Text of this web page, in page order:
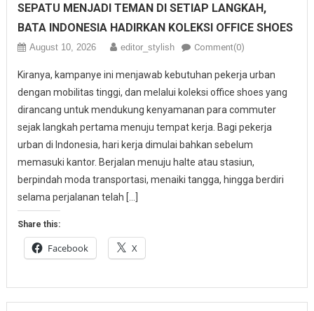
SEPATU MENJADI TEMAN DI SETIAP LANGKAH,
BATA INDONESIA HADIRKAN KOLEKSI OFFICE SHOES
August 10, 2026 editor_stylish Comment(0)
Kiranya, kampanye ini menjawab kebutuhan pekerja urban
dengan mobilitas tinggi, dan melalui koleksi office shoes yang
dirancang untuk mendukung kenyamanan para commuter
sejak langkah pertama menuju tempat kerja. Bagi pekerja
urban di Indonesia, hari kerja dimulai bahkan sebelum
memasuki kantor. Berjalan menuju halte atau stasiun,
berpindah moda transportasi, menaiki tangga, hingga berdiri
selama perjalanan telah […]
Share this:
Facebook X